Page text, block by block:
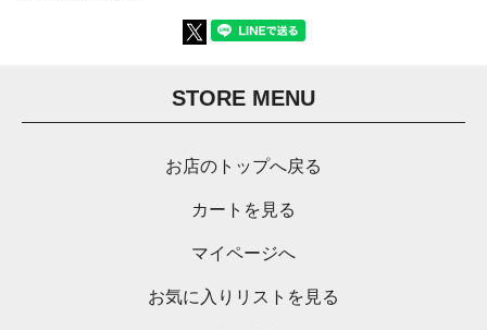
STORE MENU
お店のトップへ戻る
カートを見る
マイページへ
お気に入りリストを見る